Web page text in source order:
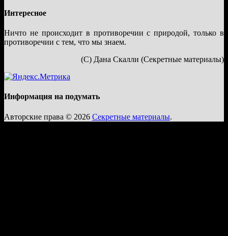
Интересное
Ничто не происходит в противоречии с природой, только в
противоречии с тем, что мы знаем.
(С) Дана Скалли (Секретные материалы)
Информация на подумать
Авторские права © 2026 Секретные материалы.